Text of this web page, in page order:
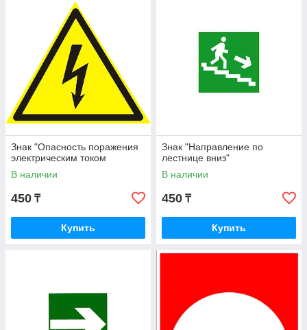
Знак "Опасность поражения
электрическим током
В наличии
450 ₸
Купить
Знак "Направление по
лестнице вниз"
В наличии
450 ₸
Купить